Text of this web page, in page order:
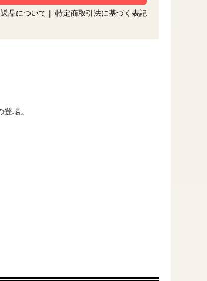
返品について | 特定商取引法に基づく表記
場。